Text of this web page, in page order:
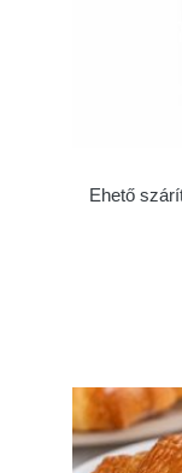
Ehető